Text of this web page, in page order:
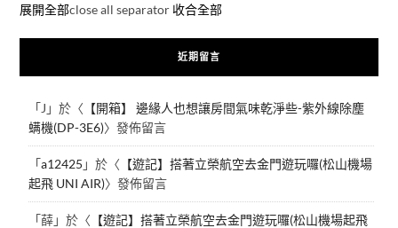
展開全部close all separator 收合全部
近期留言
「J 」於〈 【開箱】 邊緣人也想讓房間氣味乾淨些-紫外線除塵
螨機(DP-3E6)〉發佈留言
「a12425 」於〈 【遊記】搭著立榮航空去金門遊玩囉(松山機場
起飛 UNI AIR)〉發佈留言
「薛」於〈 【遊記】搭著立榮航空去金門遊玩囉(松山機場起飛